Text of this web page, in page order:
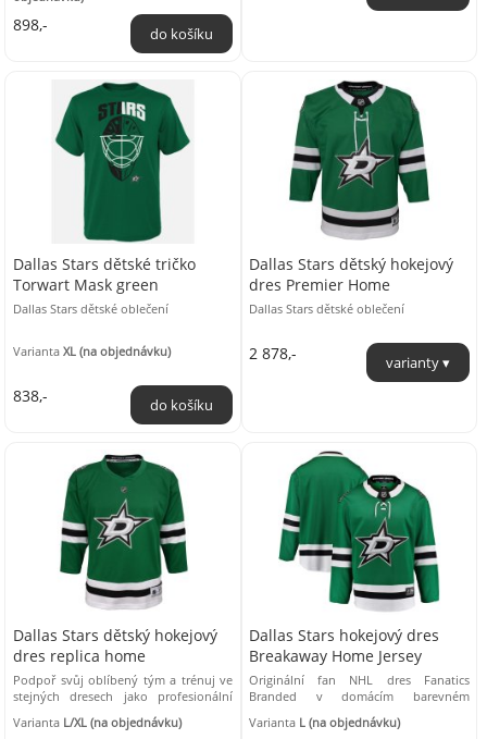
898,-
Dallas Stars dětské tričko
Torwart Mask green
Dallas Stars dětské oblečení
VariantaXL (na objednávku)
838,-
Dallas Stars dětský hokejový
dres Premier Home
Dallas Stars dětské oblečení
2 878,-
Dallas Stars dětský hokejový
dres replica home
Podpoř svůj oblíbený tým a trénuj ve
stejných dresech jako profesionální
hokejisté. Nenech si ujít repliku
domácího ...
Varianta L/XL (na objednávku)
Dallas Stars hokejový dres
Breakaway Home Jersey
Originální fan NHL dres Fanatics
Branded v domácím barevném
provedení, navržený a vyrobený jako
fan verze on ice ...
Varianta L (na objednávku)